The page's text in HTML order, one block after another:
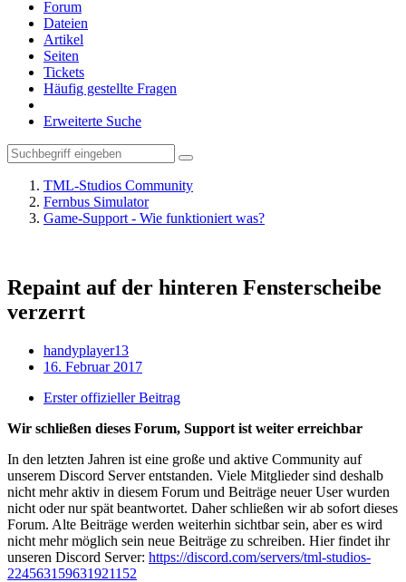
Forum
Dateien
Artikel
Seiten
Tickets
Häufig gestellte Fragen
Erweiterte Suche
TML-Studios Community
Fernbus Simulator
Game-Support - Wie funktioniert was?
Repaint auf der hinteren Fensterscheibe
verzerrt
handyplayer13
16. Februar 2017
Erster offizieller Beitrag
Wir schließen dieses Forum, Support ist weiter erreichbar
In den letzten Jahren ist eine große und aktive Community auf
unserem Discord Server entstanden. Viele Mitglieder sind deshalb
nicht mehr aktiv in diesem Forum und Beiträge neuer User wurden
nicht oder nur spät beantwortet. Daher schließen wir ab sofort dieses
Forum. Alte Beiträge werden weiterhin sichtbar sein, aber es wird
nicht mehr möglich sein neue Beiträge zu schreiben. Hier findet ihr
unseren Discord Server: https://discord.com/servers/tml-studios-
224563159631921152